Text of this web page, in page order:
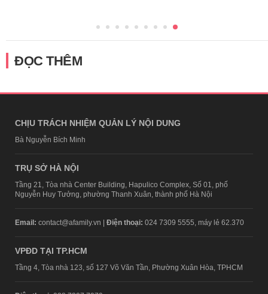
ĐỌC THÊM
CHỊU TRÁCH NHIỆM QUẢN LÝ NỘI DUNG
Bà Nguyễn Bích Minh
TRỤ SỞ HÀ NỘI
Tầng 21, Tòa nhà Center Building, Hapulico Complex, Số 01, phố
Nguyễn Huy Tưởng, phường Thanh Xuân, thành phố Hà Nội
Email: contact@afamily.vn | Điện thoại: 024 7309 5555, máy lẻ 62.370
VPĐD TẠI TP.HCM
Tầng 4, Tòa nhà 123, số 127 Võ Văn Tần, Phường Xuân Hòa, TPHCM